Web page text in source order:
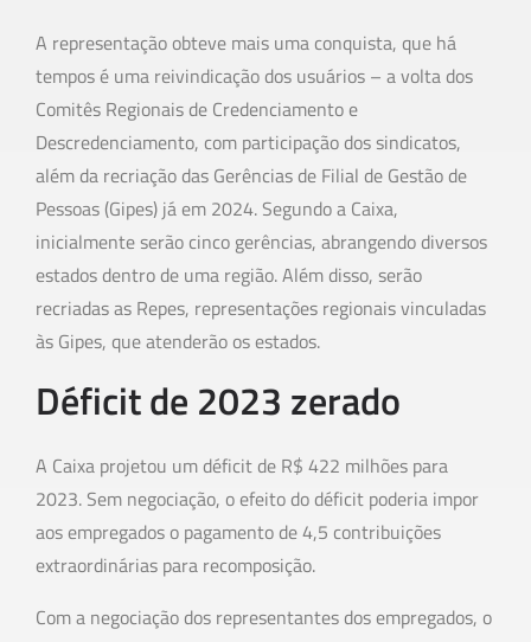
A representação obteve mais uma conquista, que há
tempos é uma reivindicação dos usuários – a volta dos
Comitês Regionais de Credenciamento e
Descredenciamento, com participação dos sindicatos,
além da recriação das Gerências de Filial de Gestão de
Pessoas (Gipes) já em 2024. Segundo a Caixa,
inicialmente serão cinco gerências, abrangendo diversos
estados dentro de uma região. Além disso, serão
recriadas as Repes, representações regionais vinculadas
às Gipes, que atenderão os estados.
Déficit de 2023 zerado
A Caixa projetou um déficit de R$ 422 milhões para
2023. Sem negociação, o efeito do déficit poderia impor
aos empregados o pagamento de 4,5 contribuições
extraordinárias para recomposição.
Com a negociação dos representantes dos empregados, o